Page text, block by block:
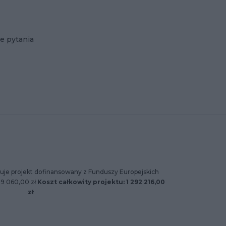
pytania
projekt dofinansowany z Funduszy Europejskich
060,00 zł Koszt całkowity projektu: 1 292 216,00
zł